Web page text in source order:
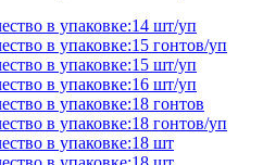
в упаковке:14 шт/уп
в упаковке:15 гонтов/уп
в упаковке:15 шт/уп
в упаковке:16 шт/уп
в упаковке:18 гонтов
в упаковке:18 гонтов/уп
в упаковке:18 шт